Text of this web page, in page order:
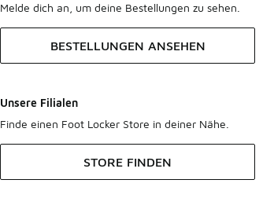
Melde dich an, um deine Bestellungen zu sehen.
BESTELLUNGEN ANSEHEN
Unsere Filialen
Finde einen Foot Locker Store in deiner Nähe.
STORE FINDEN